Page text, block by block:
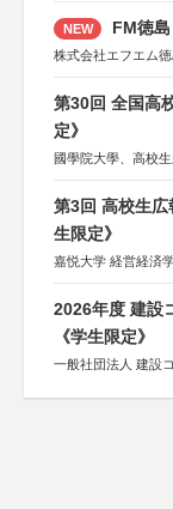
NEW FM徳
株式会社エフエム徳
第30回 全国高
定》
國學院大學、高校
第3回 高校生
生限定》
嘉悦大学 経営経済
2026年度 建設
《学生限定》
一般社団法人 建設